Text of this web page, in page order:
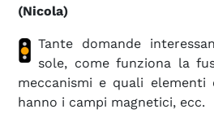
(Nicola)
Tante domande
sole, come funziona la
meccanismi e quali elementi
hanno i campi magnetici, ecc.